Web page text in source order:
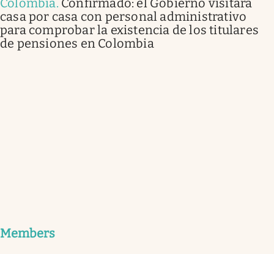
casa por casa con personal administrativo
para comprobar la existencia de los titulares
de pensiones en Colombia
Members